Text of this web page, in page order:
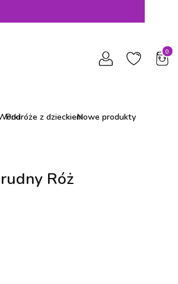
Podróże z dzieckiemNowe produkty
Róż